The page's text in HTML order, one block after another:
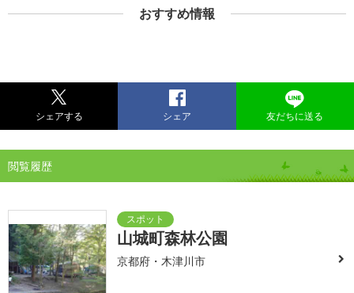
おすすめ情報
シェアする シェア 友だちに送る
閲覧履歴
山城町森林公園
京都府・木津川市